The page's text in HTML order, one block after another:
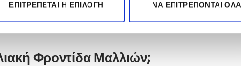
ΕΠΙΤΡΈΠΕΤΑΙ Η ΕΠΙΛΟΓΉ ΝΑ ΕΠΙΤΡΈΠΟΝΤΑΙ ΌΛΑ
σας μια θρεπτική περιποίηση με τη
Φροντίδα Μαλλιών;